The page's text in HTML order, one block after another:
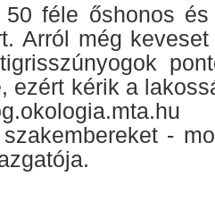
50 féle őshonos
Arról még
ezért kérik a
-